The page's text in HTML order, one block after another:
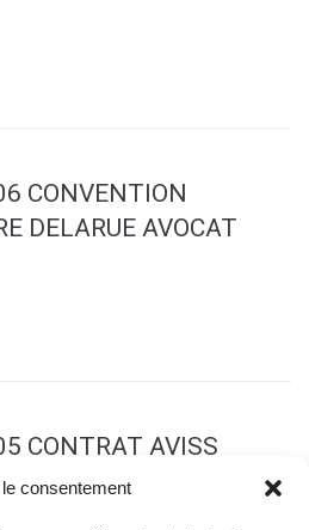
consentement
CONVENTION
DELARUE AVOCAT
CONTRAT AVISS
INCENDIE HOTEL DE